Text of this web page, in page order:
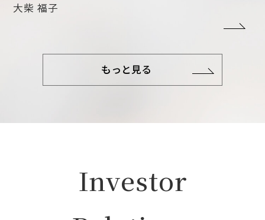
大柴 福子
もっと見る
Investor